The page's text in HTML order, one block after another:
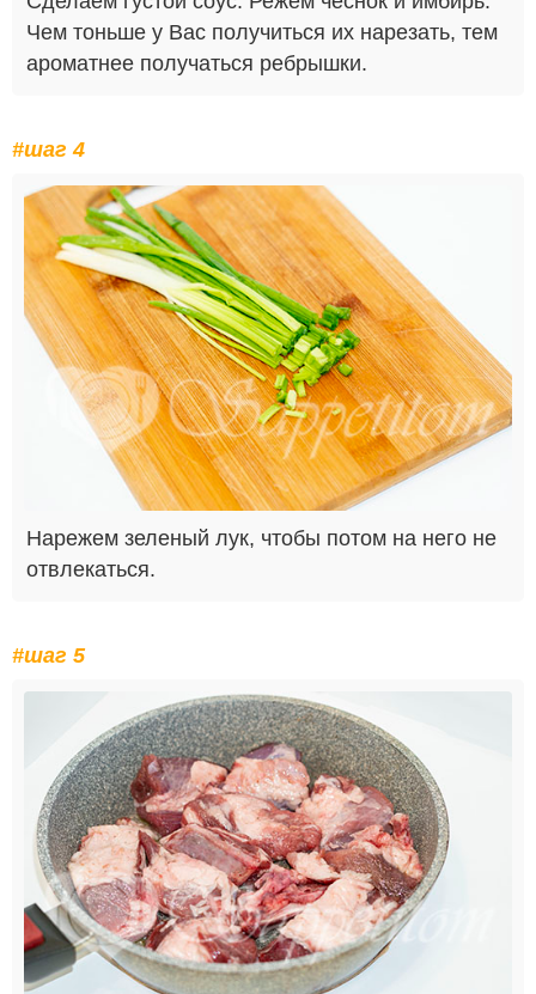
Чем тоньше у Вас получиться их нарезать, тем
ароматнее получаться ребрышки.
#шаг 4
Нарежем зеленый лук, чтобы потом на него не
отвлекаться.
#шаг 5